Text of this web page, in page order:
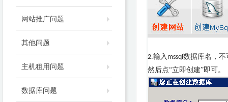
网站推广问题
其他问题
主机租用问题
数据库问题
2.输入 mssql数据库名，
然后点“立即创建”即可。